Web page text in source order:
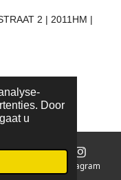
Door
u
2 | 2011HM |
Instagram